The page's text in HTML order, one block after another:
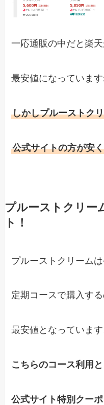
一応通販の中だと楽
最安値になっています
しかしプルーストク
公式サイトの方が安
プルーストクリー
ト！
プルーストクリーム
定期コースで購入す
最安値となっています
こちらのコース利用と
公式サイト特別クー